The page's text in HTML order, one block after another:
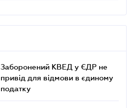
Заборонений КВЕД у ЄДР не
привід для відмови в єдиному
податку